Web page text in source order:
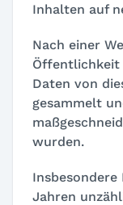
Inhalten auf
Nach einer
Öffentlichkeit
Daten von
gesammelt
wurden.
Jahren